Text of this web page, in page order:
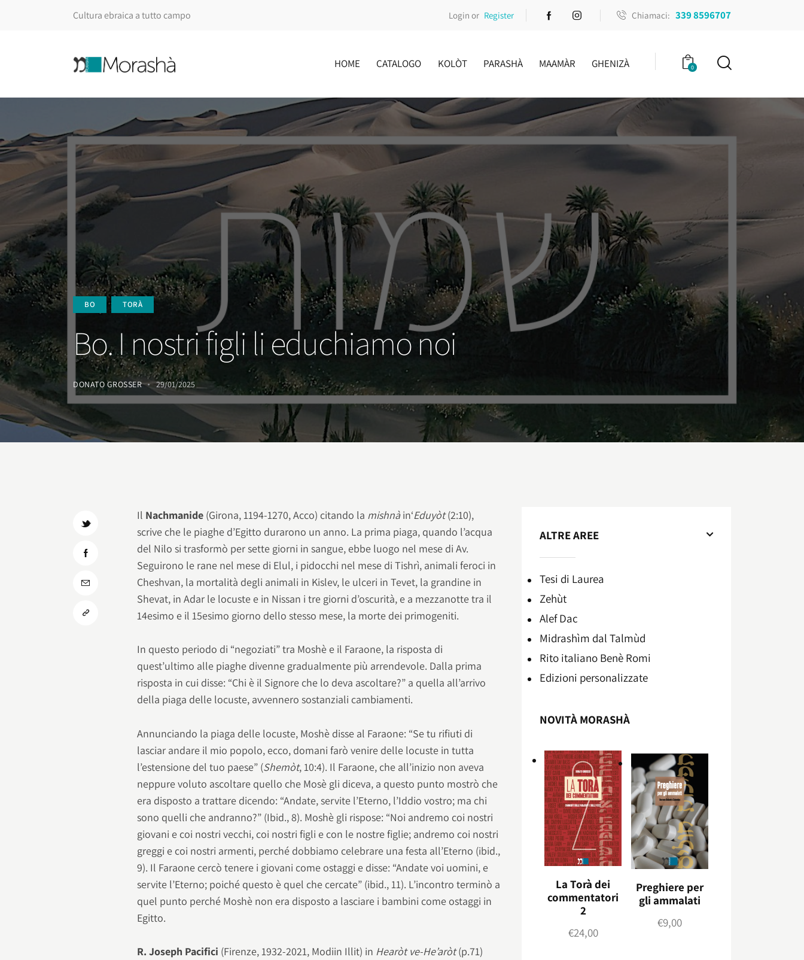
Cultura ebraica a tutto campo Login or Register Chiamaci: 339 8596707
HOME CATALOGO KOLÒT PARASHÀ MAAMÀR GHENIZÀ 0
BO TORÀ
Bo. I nostri figli li educhiamo noi
DONATO GROSSER 29/01/2025
Il Nachmanide (Girona, 1194-1270, Acco) citando la mishnàin‘Eduyòt(2:10),
scrive che le piaghe d’Egitto durarono un anno. La prima piaga, quando l’acqua
del Nilo si trasformò per sette giorni in sangue, ebbe luogo nel mese di Av.
Seguirono le rane nel mese di Elul, i pidocchi nel mese di Tishrì, animali feroci in
Cheshvan, la mortalità degli animali in Kislev, le ulceri in Tevet, la grandine in
Shevat, in Adar le locuste e in Nissan i tre giorni d’oscurità, e a mezzanotte tra il
14esimo e il 15esimo giorno dello stesso mese, la morte dei primogeniti.
In questo periodo di “negoziati” tra Moshè e il Faraone, la risposta di
quest’ultimo alle piaghe divenne gradualmente più arrendevole. Dalla prima
risposta in cui disse: “Chi è il Signore che lo deva ascoltare?” a quella all’arrivo
della piaga delle locuste, avvennero sostanziali cambiamenti.
Annunciando la piaga delle locuste, Moshè disse al Faraone: “Se tu rifiuti di
lasciar andare il mio popolo, ecco, domani farò venire delle locuste in tutta
l’estensione del tuo paese” (Shemòt, 10:4). Il Faraone, che all’inizio non aveva
neppure voluto ascoltare quello che Mosè gli diceva, a questo punto mostrò che
era disposto a trattare dicendo: “Andate, servite l’Eterno, l’Iddio vostro; ma chi
sono quelli che andranno?” (Ibid., 8). Moshè gli rispose: “Noi andremo coi nostri
giovani e coi nostri vecchi, coi nostri figli e con le nostre figlie; andremo coi nostri
greggi e coi nostri armenti, perché dobbiamo celebrare una festa all’Eterno (ibid.,
9). Il Faraone cercò tenere i giovani come ostaggi e disse: “Andate voi uomini, e
servite l’Eterno; poiché questo è quel che cercate” (ibid., 11). L’incontro terminò a
quel punto perché Moshè non era disposto a lasciare i bambini come ostaggi in
Egitto.
R. Joseph Pacifici (Firenze, 1932-2021, Modiin Illit) in Hearòt ve-He’aròt(p.71)
ALTRE AREE
Tesi di Laurea
Zehùt
Alef Dac
Midrashìm dal Talmùd
Rito italiano Benè Romi​
Edizioni personalizzate
NOVITÀ MORASHÀ
La Torà dei
commentatori
2
€24,00
Preghiere per
gli ammalati
€9,00